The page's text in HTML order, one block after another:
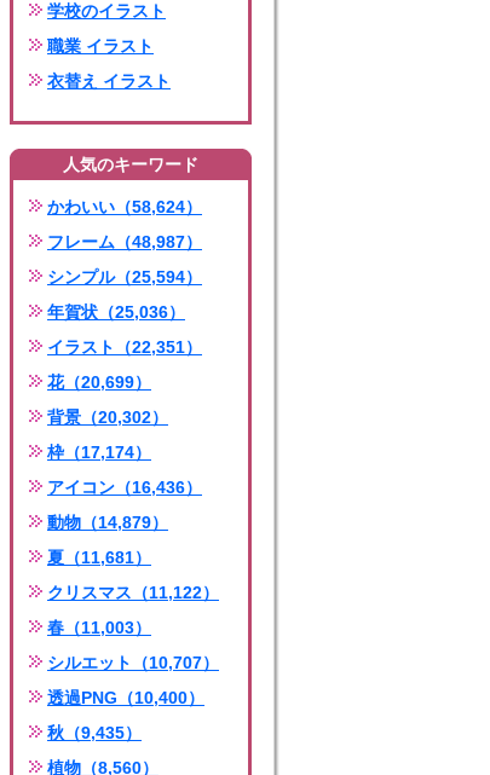
学校のイラスト
職業 イラスト
衣替え イラスト
人気のキーワード
かわいい（58,624）
フレーム（48,987）
シンプル（25,594）
年賀状（25,036）
イラスト（22,351）
花（20,699）
背景（20,302）
枠（17,174）
アイコン（16,436）
動物（14,879）
夏（11,681）
クリスマス（11,122）
春（11,003）
シルエット（10,707）
透過PNG（10,400）
秋（9,435）
植物（8,560）